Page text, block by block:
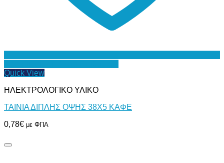
Quick View
ΗΛΕΚΤΡΟΛΟΓΙΚΟ ΥΛΙΚΟ
ΤΑΙΝΙΑ ΔΙΠΛΗΣ ΟΨΗΣ 38Χ5 ΚΑΦΕ
0,78€ με ΦΠΑ